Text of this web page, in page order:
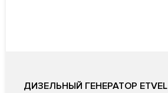
ДИЗЕЛЬНЫЙ ГЕНЕРАТОР ETVEL